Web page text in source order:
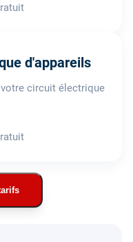
d'appareils
circuit électrique